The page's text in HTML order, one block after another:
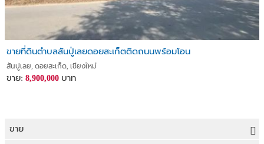
ขายที่ดินตำบลสันปู่เลยดอยสะเก็ตติดถนนพร้อมโอน
สันปูเลย, ดอยสะเก็ด, เชียงใหม่
ขาย: 8,900,000 บาท
ขาย